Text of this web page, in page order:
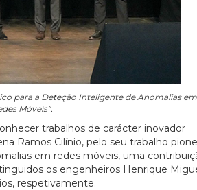
para a Deteção Inteligente de Anomalias em
Móveis”.
trabalhos de carácter inovador
Ramos Cilínio, pelo seu trabalho
em redes móveis, uma
os engenheiros Henrique
respetivamente.